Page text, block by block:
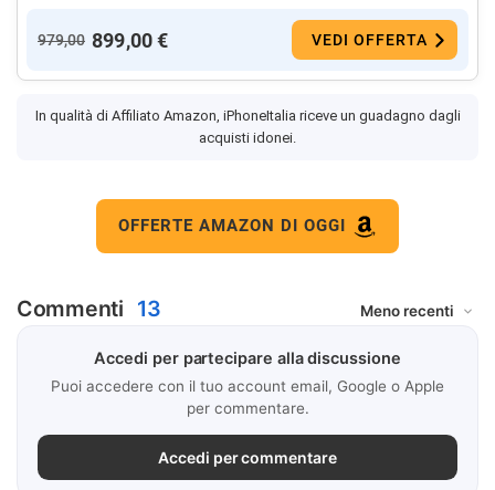
979,00 899,00 € VEDI OFFERTA
In qualità di Affiliato Amazon, iPhoneItalia riceve un guadagno dagli
acquisti idonei.
OFFERTE AMAZON DI OGGI
Commenti 13
Accedi per partecipare alla discussione
Puoi accedere con il tuo account email, Google o Apple
per commentare.
Accedi per commentare